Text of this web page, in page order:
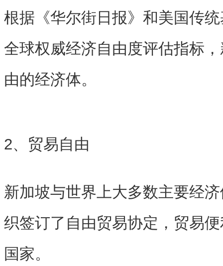
根据《华尔街日报》和美国传
全球权威经济自由度评估指标
由的经济体。
2、贸易自由
新加坡与世界上大多数主要经
织签订了自由贸易协定，贸易
国家。